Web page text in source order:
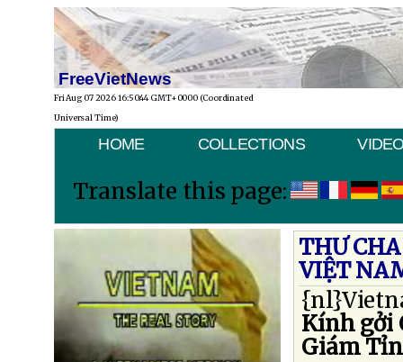
FreeVietNews
Fri Aug 07 2026 16:50:44 GMT+0000 (Coordinated
Universal Time)
HOME COLLECTIONS
Translate this page:
THƯ
VIỆT
{nl}
Kính gởi
Giám